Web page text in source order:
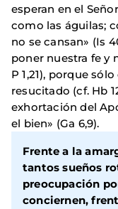
esperan en el
como las águilas;
no se cansan» (Is
poner nuestra fe y
P 1,21), porque
resucitado (cf. Hb
exhortación del
el bien» (Ga 6,9).
Frente a la
tantos sueños
preocupación
conciernen,